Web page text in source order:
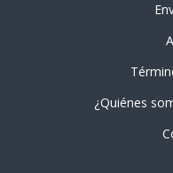
¿Quiénes